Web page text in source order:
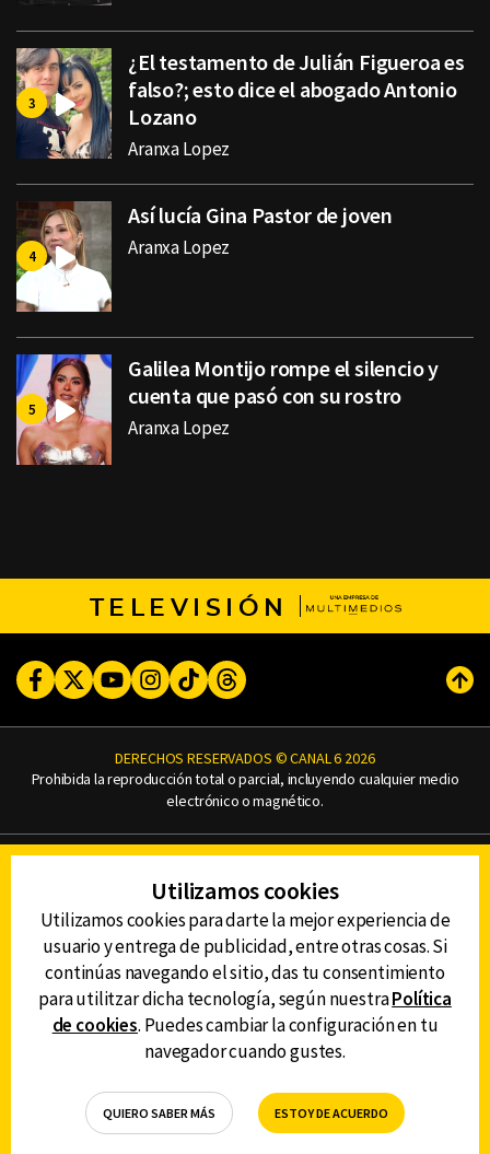
¿El testamento de Julián Figueroa es
falso?; esto dice el abogado Antonio
Lozano
Aranxa Lopez
Así lucía Gina Pastor de joven
Aranxa Lopez
Galilea Montijo rompe el silencio y
cuenta que pasó con su rostro
Aranxa Lopez
TELEVISIÓN
FacebookTwitterYoutubeInstagram
TikTokThreads
DERECHOS RESERVADOS © CANAL 6 2026
Prohibida la reproducción total o parcial, incluyendo cualquier medio
electrónico o magnético.
AVISO DE PRIVACIDAD
AVISO LEGAL
DEFENSORÍA DE LAS AUDIENCIAS
DESCARGA LA APP DE CANAL 6
Utilizamos cookies
Utilizamos cookies para darte la mejor experiencia de
usuario y entrega de publicidad, entre otras cosas. Si
continúas navegando el sitio, das tu consentimiento
para utilitzar dicha tecnología, según nuestraPolítica
de cookies. Puedes cambiar la configuración en tu
navegador cuando gustes.
QUIERO SABER MÁS ESTOY DE ACUERDO